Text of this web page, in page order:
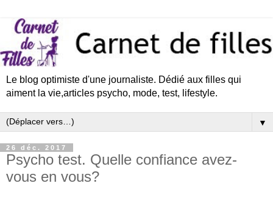
Le blog optimiste d'une journaliste. Dédié aux filles qui
aiment la vie,articles psycho, mode, test, lifestyle.
▼
26 déc. 2017
Psycho test. Quelle confiance avez-
vous en vous?